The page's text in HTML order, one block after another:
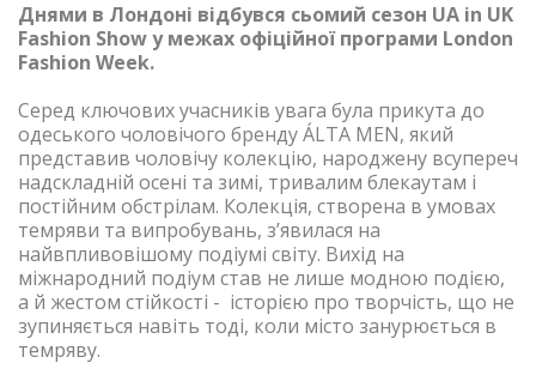
Днями в Лондоні відбувся сьомий сезон UA in UK
Fashion Show у межах офіційної програми London
Fashion Week.
Серед ключових учасників увага була прикута до
одеського чоловічого бренду ÁLTA MEN, який
представив чоловічу колекцію, народжену всупереч
надскладній осені та зимі, тривалим блекаутам і
постійним обстрілам. Колекція, створена в умовах
темряви та випробувань, з’явилася на
найвпливовішому подіумі світу. Вихід на
міжнародний подіум став не лише модною подією,
а й жестом стійкості - історією про творчість, що не
зупиняється навіть тоді, коли місто занурюється в
темряву.